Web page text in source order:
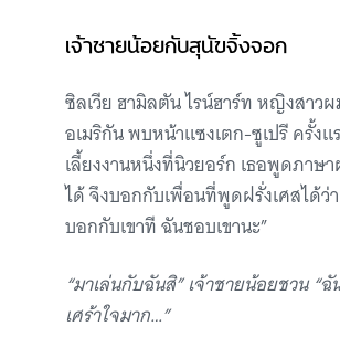
เจ้าชายน้อยกับสุนัขจิ้งจอก
ซิลเวีย ฮามิลตัน ไรน์ฮาร์ท หญิงสาว
อเมริกัน พบหน้าแซงเตก-ซูเปรี ครั้งแ
เลี้ยงงานหนึ่งที่นิวยอร์ก เธอพูดภาษา
ได้ จึงบอกกับเพื่อนที่พูดฝรั่งเศสได้ว่า
บอกกับเขาที ฉันชอบเขานะ”
“มาเล่นกับฉันสิ” เจ้าชายน้อยชวน “ฉั
เศร้าใจมาก…”